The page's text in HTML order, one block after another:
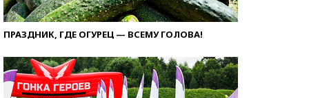
ПРАЗДНИК, ГДЕ ОГУРЕЦ — ВСЕМУ ГОЛОВА!